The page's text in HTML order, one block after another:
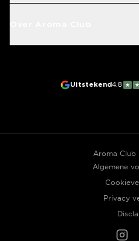
Uitstekend4.8 ★ ★
Aroma Club
Algemene
Privacy